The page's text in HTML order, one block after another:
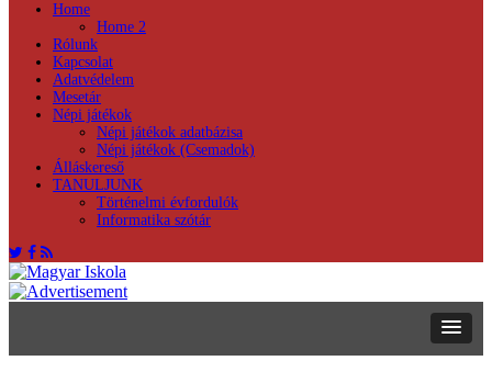
Home
Home 2
Rólunk
Kapcsolat
Adatvédelem
Mesetár
Népi játékok
Népi játékok adatbázisa
Népi játékok (Csemadok)
Álláskereső
TANULJUNK
Történelmi évfordulók
Informatika szótár